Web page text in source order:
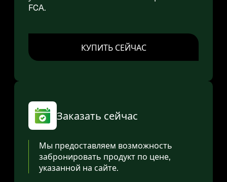
FCA.
КУПИТЬ СЕЙЧАС
Заказать сейчас
Мы предоставляем возможность
забронировать продукт по цене,
указанной на сайте.